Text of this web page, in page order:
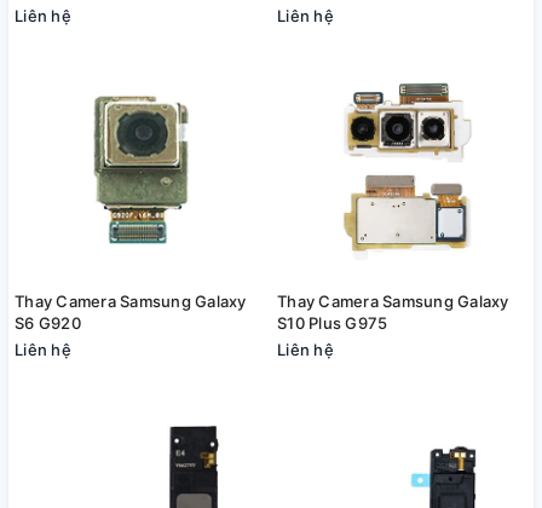
Liên hệ
Liên hệ
Thay Camera Samsung Galaxy
S6 G920
Liên hệ
Thay Camera Samsung Galaxy
S10 Plus G975
Liên hệ